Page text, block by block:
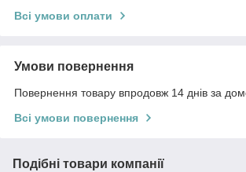
Всі умови оплати
Умови повернення
Повернення товару впродовж 14 днів за
Всі умови повернення
Подібні товари компанії